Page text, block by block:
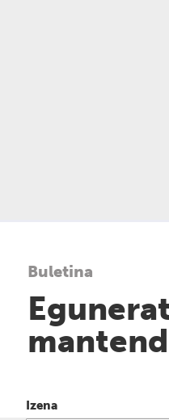
Buletina
Izena